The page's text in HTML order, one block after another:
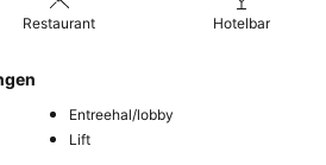
Restaurant Hotelbar
Entreehal/lobby
Lift